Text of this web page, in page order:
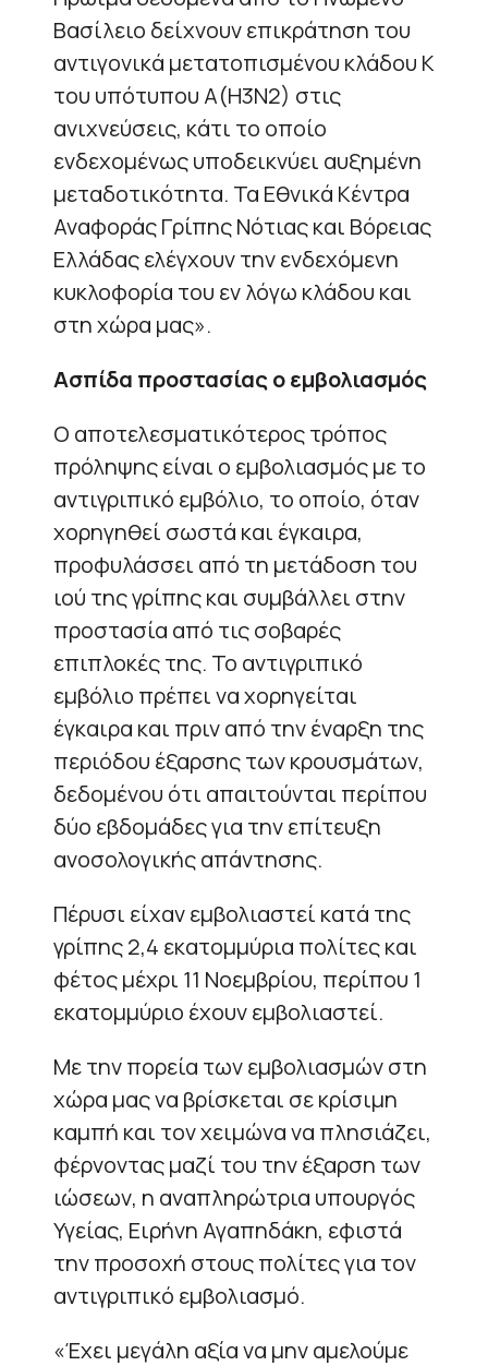
Βασίλειο δείχνουν επικράτηση του
αντιγονικά μετατοπισμένου κλάδου Κ
του υπότυπου Α(Η3Ν2) στις
ανιχνεύσεις, κάτι το οποίο
ενδεχομένως υποδεικνύει αυξημένη
μεταδοτικότητα. Τα Εθνικά Κέντρα
Αναφοράς Γρίπης Νότιας και Βόρειας
Ελλάδας ελέγχουν την ενδεχόμενη
κυκλοφορία του εν λόγω κλάδου και
στη χώρα μας».
Ασπίδα προστασίας ο εμβολιασμός
Ο αποτελεσματικότερος τρόπος
πρόληψης είναι ο εμβολιασμός με το
αντιγριπικό εμβόλιο, το οποίο, όταν
χορηγηθεί σωστά και έγκαιρα,
προφυλάσσει από τη μετάδοση του
ιού της γρίπης και συμβάλλει στην
προστασία από τις σοβαρές
επιπλοκές της. Το αντιγριπικό
εμβόλιο πρέπει να χορηγείται
έγκαιρα και πριν από την έναρξη της
περιόδου έξαρσης των κρουσμάτων,
δεδομένου ότι απαιτούνται περίπου
δύο εβδομάδες για την επίτευξη
ανοσολογικής απάντησης.
Πέρυσι είχαν εμβολιαστεί κατά της
γρίπης 2,4 εκατομμύρια πολίτες και
φέτος μέχρι 11 Νοεμβρίου, περίπου 1
εκατομμύριο έχουν εμβολιαστεί.
Με την πορεία των εμβολιασμών στη
χώρα μας να βρίσκεται σε κρίσιμη
καμπή και τον χειμώνα να πλησιάζει,
φέρνοντας μαζί του την έξαρση των
ιώσεων, η αναπληρώτρια υπουργός
Υγείας, Ειρήνη Αγαπηδάκη, εφιστά
την προσοχή στους πολίτες για τον
αντιγριπικό εμβολιασμό.
«Έχει μεγάλη αξία να μην αμελούμε